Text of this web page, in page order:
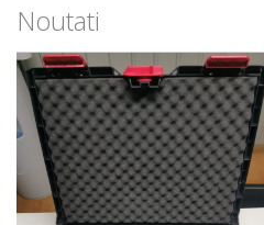
Noutati